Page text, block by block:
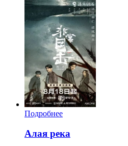
Подробнее
Алая река